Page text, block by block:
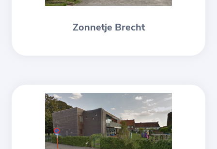
Zonnetje Brecht